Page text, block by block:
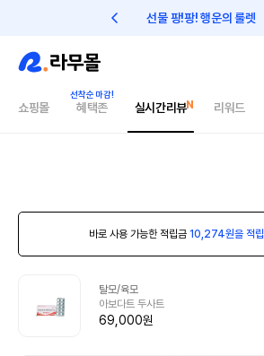
선물 팡!팡! 행운의 룰렛
쇼핑몰 혜택존 실시간리뷰 리워드
바로 사용 가능한 적립금 10,274원을 적립
탈모/육모
아보다트 두사트
69,000원